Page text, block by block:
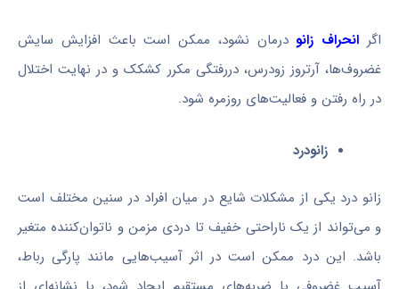
اگر انحراف زانو درمان نشود، ممکن است باعث افزایش سایش
غضروف‌ها، آرتروز زودرس، دررفتگی مکرر کشکک و در نهایت اختلال
در راه رفتن و فعالیت‌های روزمره شود.
زانودرد
زانو درد یکی از مشکلات شایع در میان افراد در سنین مختلف است
و می‌تواند از یک ناراحتی خفیف تا دردی مزمن و ناتوان‌کننده متغیر
باشد. این درد ممکن است در اثر آسیب‌هایی مانند پارگی رباط،